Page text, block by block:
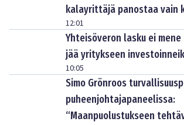
kalayrittäjä panostaa vain
12:01
Yhteisöveron lasku ei mene
jää yritykseen
10:05
Simo Grönroos
puheenjohtajapaneelissa:
“Maanpuolustukseen